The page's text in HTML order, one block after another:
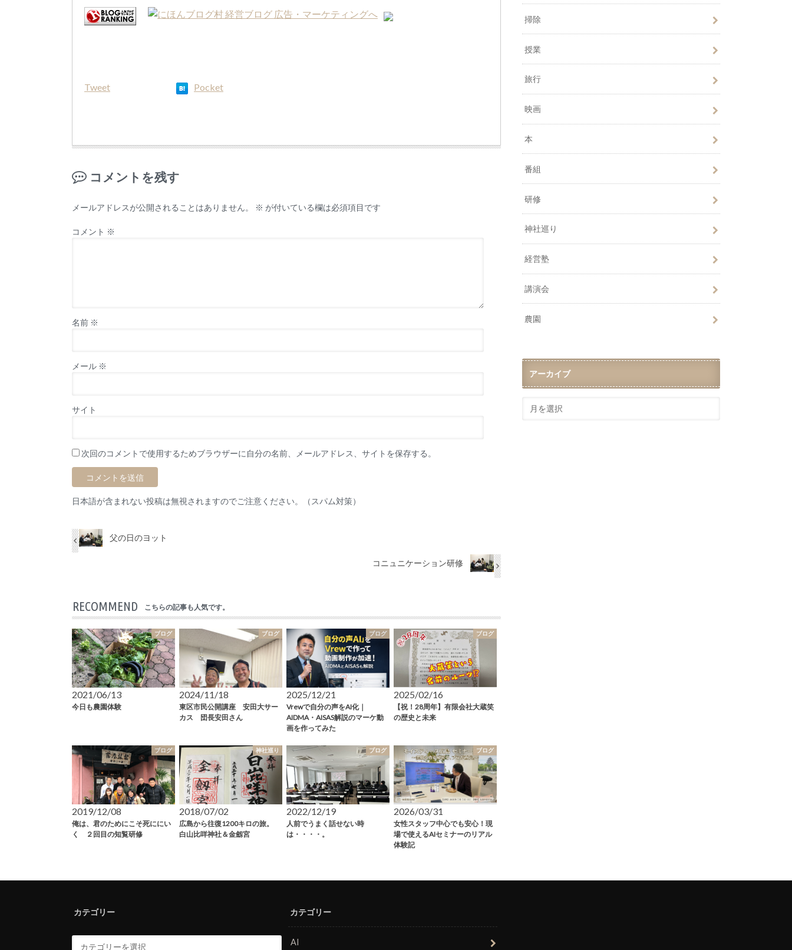
Tweet Pocket
コメントを残す
メールアドレスが公開されることはありません。 ※ が付いている欄は必須項目です
コメント ※
名前 ※
メール ※
サイト
次回のコメントで使用するためブラウザーに自分の名前、メールアドレス、サイトを保存する。
日本語が含まれない投稿は無視されますのでご注意ください。（スパム対策）
父の日のヨット
コニュニケーション研修
RECOMMEND こちらの記事も人気です。
ブログ
2021/06/13
今日も農園体験
ブログ
2024/11/18
東区市民公開講座 安田大サー
カス 団長安田さん
ブログ
2025/12/21
Vrewで自分の声をAI化｜
AIDMA・AISAS解説のマーケ動
画を作ってみた
ブログ
2025/02/16
【祝！28周年】有限会社大蔵笑
の歴史と未来
ブログ
2019/12/08
俺は、君のためにこそ死ににい
く ２回目の知覧研修
神社巡り
2018/07/02
広島から往復1200キロの旅。
白山比咩神社＆金劔宮
ブログ
2022/12/19
人前でうまく話せない時
は・・・・。
ブログ
2026/03/31
女性スタッフ中心でも安心！現
場で使えるAIセミナーのリアル
体験記
掃除
授業
旅行
映画
本
番組
研修
神社巡り
経営塾
講演会
農園
アーカイブ
カテゴリー カテゴリー
AI